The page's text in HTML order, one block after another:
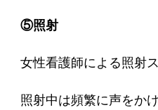
⑤照射
女性看護師による照射
照射中は頻繁に声をか